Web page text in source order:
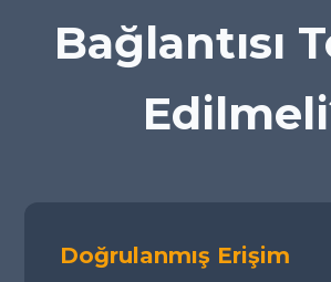
Bağlantısı
Doğrulanmış Erişim